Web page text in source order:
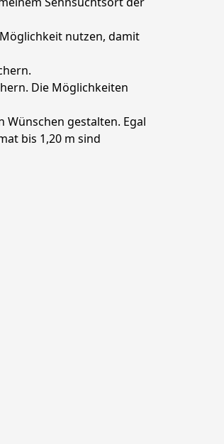
nutzen, damit
Die Möglichkeiten
gestalten. Egal
bis 1,20 m sind